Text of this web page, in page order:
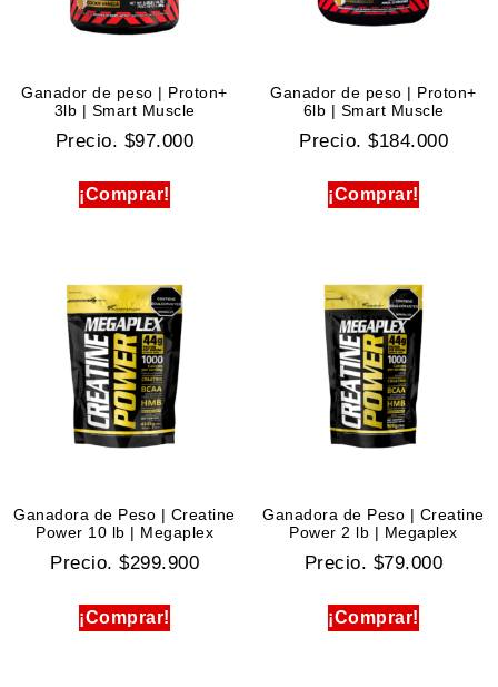
Ganador de peso | Proton+
3lb | Smart Muscle
Precio. $97.000
¡Comprar!
Ganador de peso | Proton+
6lb | Smart Muscle
Precio. $184.000
¡Comprar!
Ganadora de Peso | Creatine
Power 10 lb | Megaplex
Precio. $299.900
¡Comprar!
Ganadora de Peso | Creatine
Power 2 lb | Megaplex
Precio. $79.000
¡Comprar!